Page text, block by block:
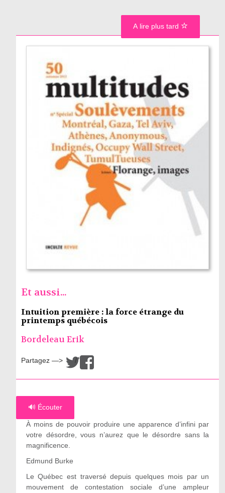
Et aussi...
Intuition première : la force étrange du
printemps québécois
Bordeleau Erik
Partagez —> /
🔊 Écouter
À moins de pouvoir produire une apparence d’infini par
votre désordre, vous n’aurez que le désordre sans la
magnificence.
Edmund Burke
Le Québec est traversé depuis quelques mois par un
mouvement de contestation sociale d’une ampleur
A lire plus tard